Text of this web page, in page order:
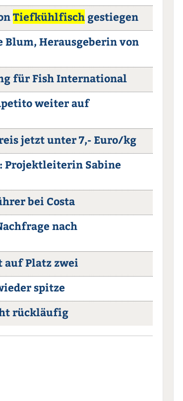
Tiefkühlfisch gestiegen
Blum, Herausgeberin von
für Fish International
weiter auf
jetzt unter 7,- Euro/kg
Projektleiterin Sabine
bei Costa
nach
Platz zwei
spitze
rückläufig